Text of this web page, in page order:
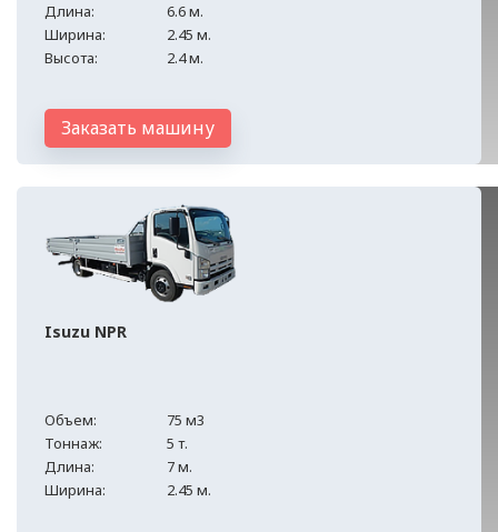
Длина:
6.6 м.
Ширина:
2.45 м.
Высота:
2.4 м.
Заказать машину
Isuzu NPR
Объем:
75 м3
Тоннаж:
5 т.
Длина:
7 м.
Ширина:
2.45 м.